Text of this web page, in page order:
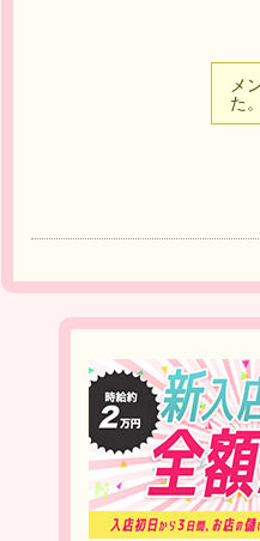
メ
た。